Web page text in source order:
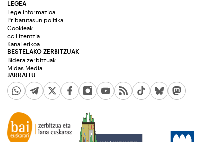
JARRAITU
LEGEA
Lege informazioa
Pribatutasun politika
Cookieak
cc Lizentzia
Kanal etikoa
BESTELAKO ZERBITZUAK
Bidera zerbitzuak
Midas Media